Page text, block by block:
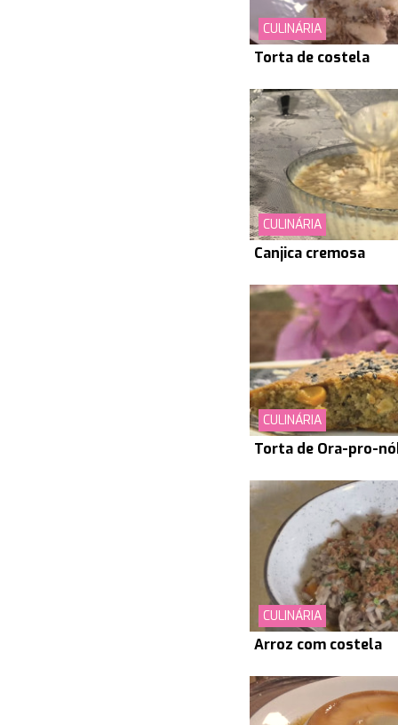
CULINÁRIA
Torta de costela
CULINÁRIA
Canjica cremosa
CULINÁRIA
Torta de Ora-pro-
CULINÁRIA
Arroz com costela